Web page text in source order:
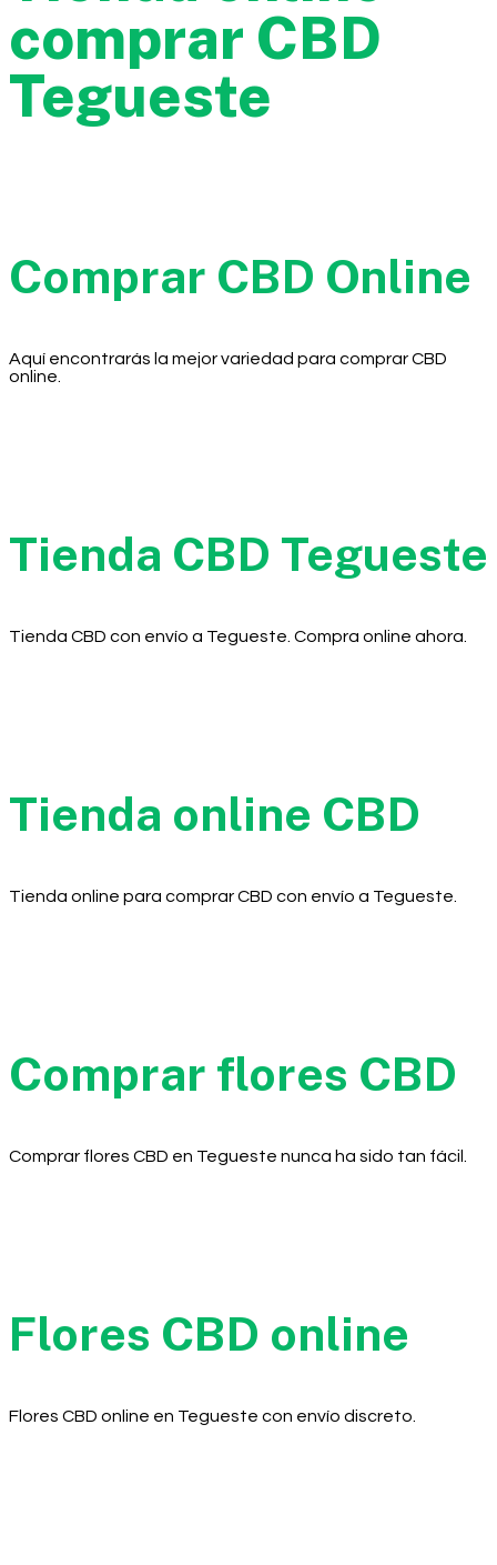
comprar CBD
Tegueste
Comprar CBD Online
Aquí encontrarás la mejor variedad para comprar CBD
online.
Tienda CBD Tegueste
Tienda CBD con envío a Tegueste. Compra online ahora.
Tienda online CBD
Tienda online para comprar CBD con envío a Tegueste.
Comprar flores CBD
Comprar flores CBD en Tegueste nunca ha sido tan fácil.
Flores CBD online
Flores CBD online en Tegueste con envío discreto.